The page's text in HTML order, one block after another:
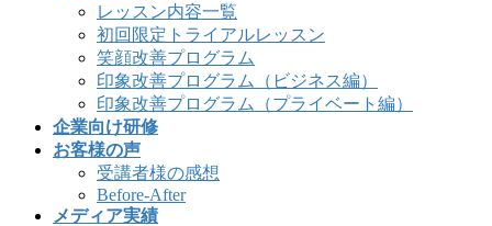
レッスン内容一覧
初回限定トライアルレッスン
笑顔改善プログラム
印象改善プログラム（ビジネス編）
印象改善プログラム（プライベート編）
企業向け研修
お客様の声
受講者様の感想
Before-After
メディア実績